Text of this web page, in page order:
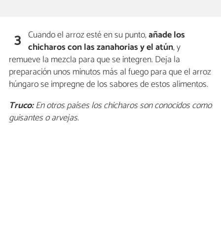
3 Cuando el arroz esté en su punto,añade los
chicharos con las zanahorias y el atún, y
remueve la mezcla para que se integren. Deja la
preparación unos minutos más al fuego para que el arroz
húngaro se impregne de los sabores de estos alimentos.
Truco:En otros países los chicharos son conocidos como
guisantes o arvejas.